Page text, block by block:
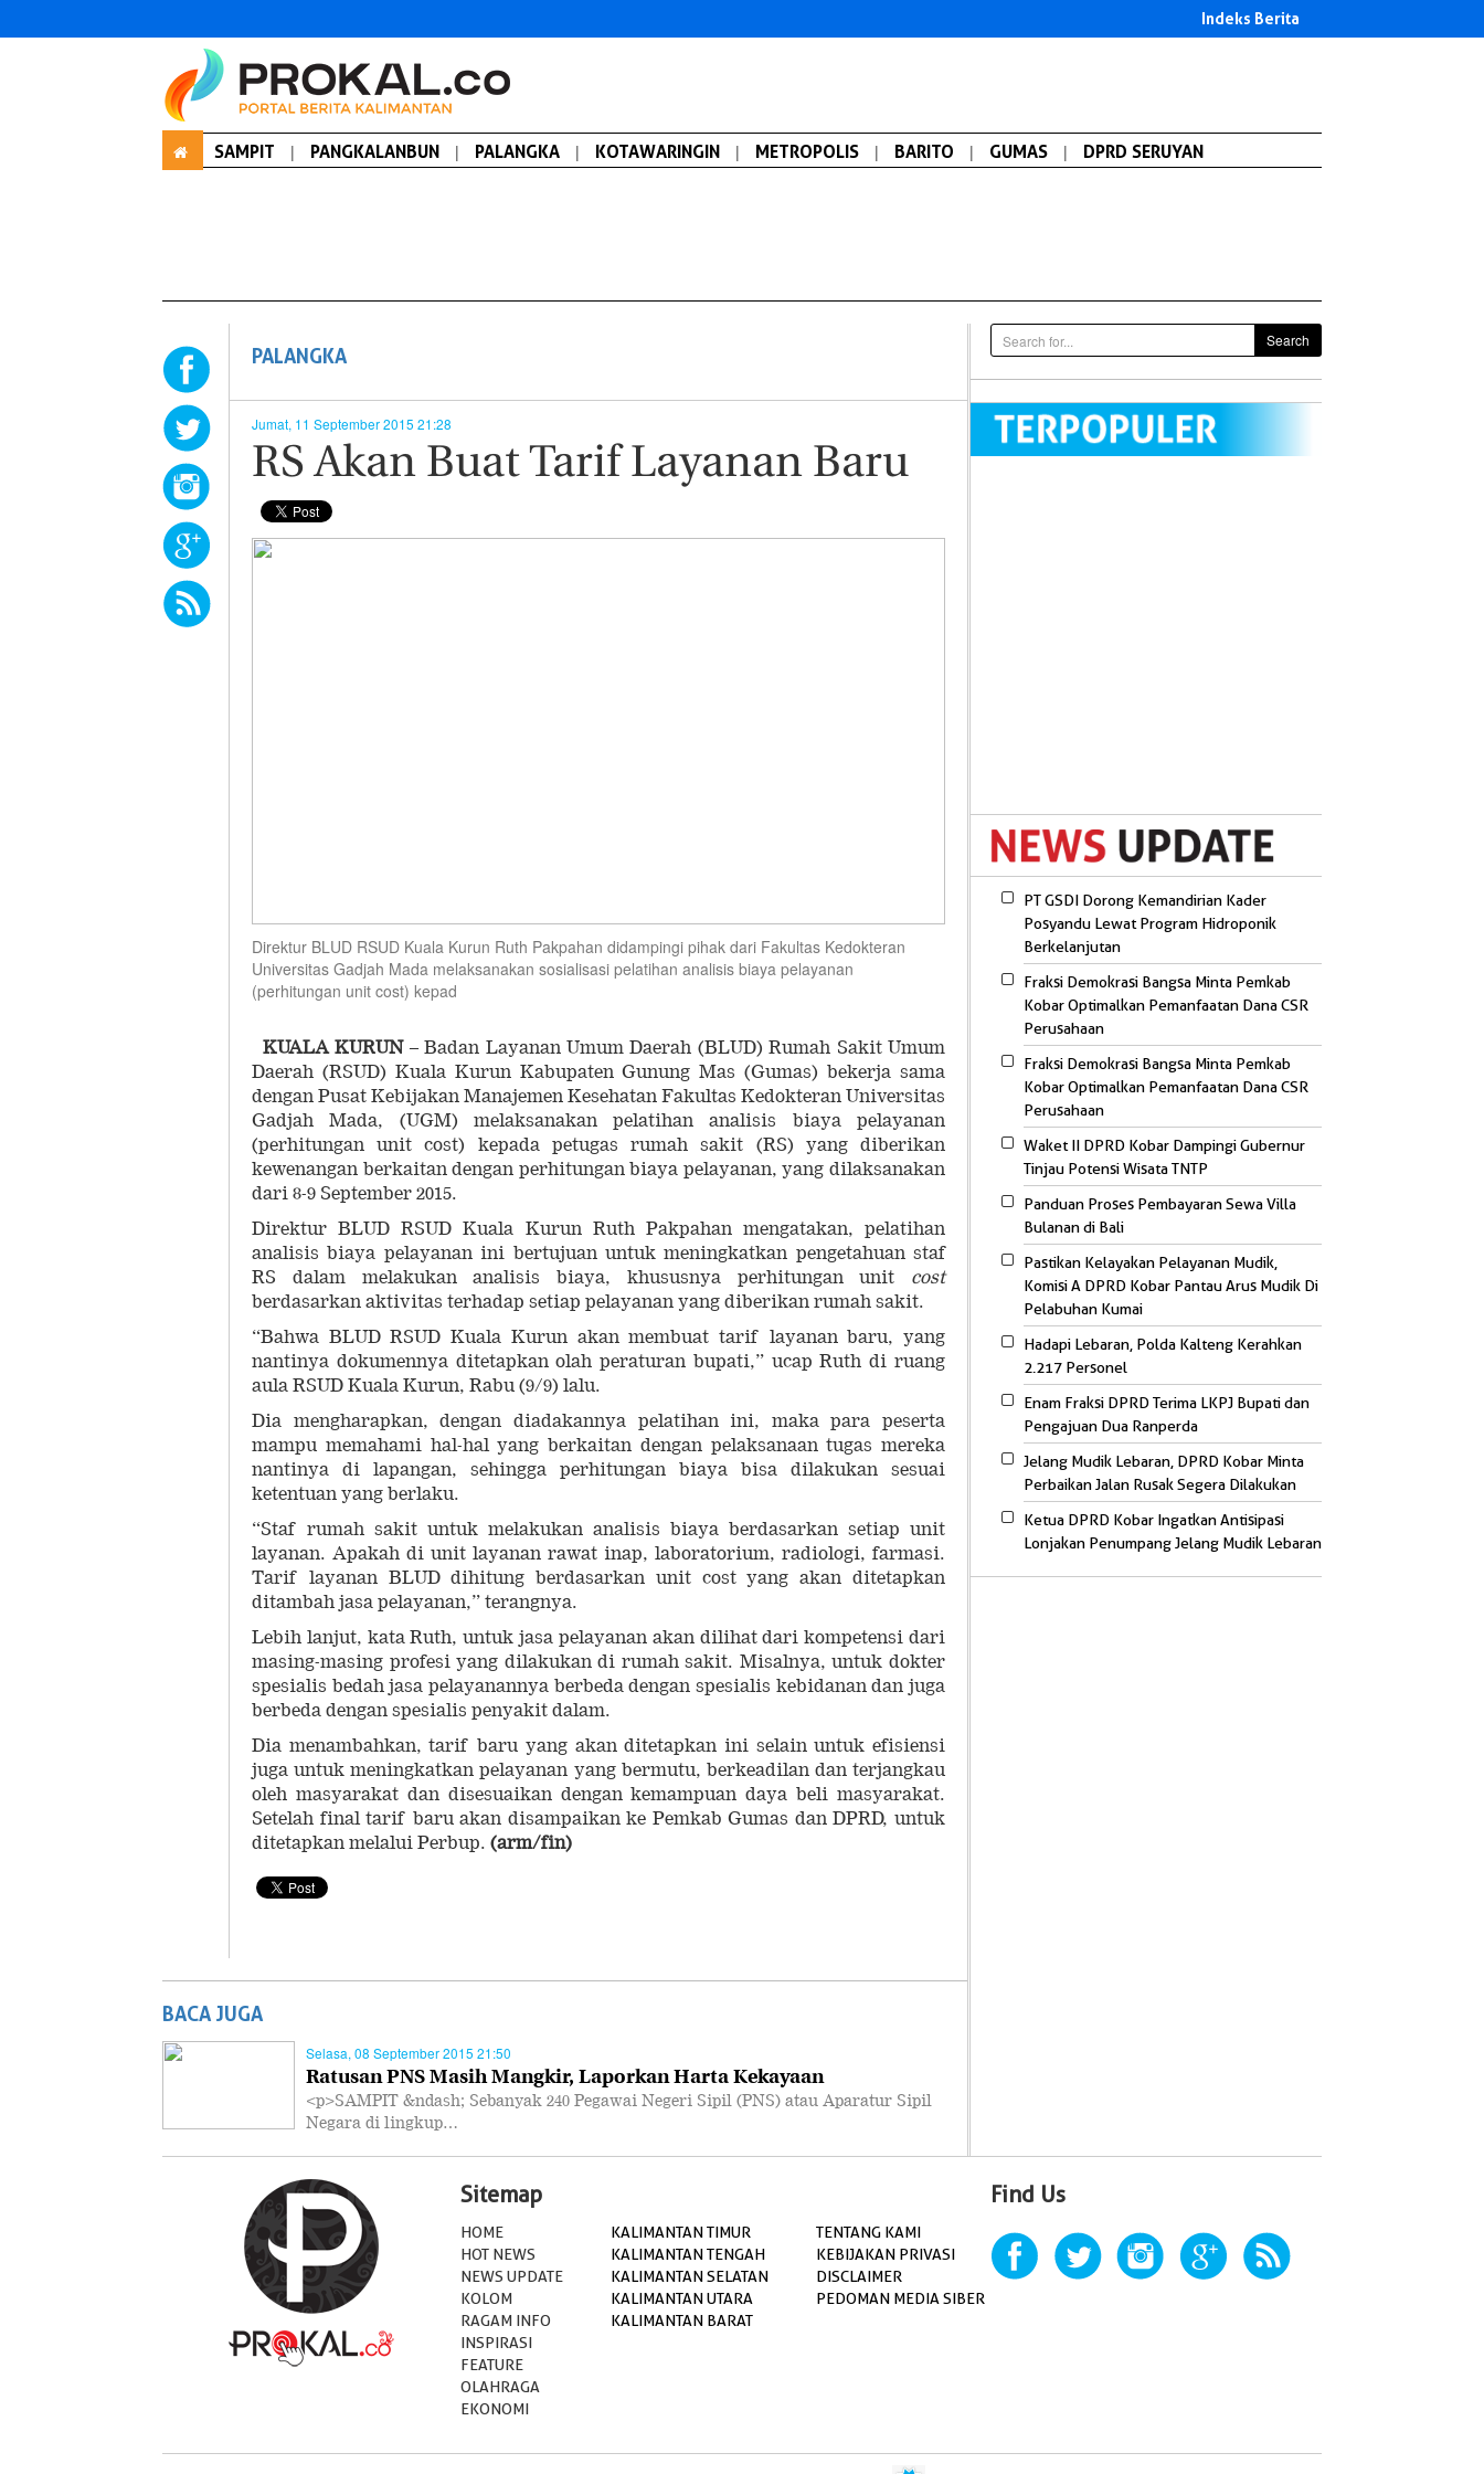
Indeks Berita
SAMPIT | PANGKALANBUN | PALANGKA | KOTAWARINGIN | METROPOLIS | BARITO | GUMAS | DPRD SERUYAN
PALANGKA
Jumat, 11 September 2015 21:28
RS Akan Buat Tarif Layanan Baru
Direktur BLUD RSUD Kuala Kurun Ruth Pakpahan didampingi pihak dari Fakultas Kedokteran
Universitas Gadjah Mada melaksanakan sosialisasi pelatihan analisis biaya pelayanan
(perhitungan unit cost) kepad
KUALA KURUN– Badan Layanan Umum Daerah (BLUD) Rumah Sakit Umum
Daerah (RSUD) Kuala Kurun Kabupaten Gunung Mas (Gumas) bekerja sama
dengan Pusat Kebijakan Manajemen Kesehatan Fakultas Kedokteran Universitas
Gadjah Mada, (UGM) melaksanakan pelatihan analisis biaya pelayanan
(perhitungan unit cost) kepada petugas rumah sakit (RS) yang diberikan
kewenangan berkaitan dengan perhitungan biaya pelayanan, yang dilaksanakan
dari 8-9 September 2015.
Direktur BLUD RSUD Kuala Kurun Ruth Pakpahan mengatakan, pelatihan
analisis biaya pelayanan ini bertujuan untuk meningkatkan pengetahuan staf
RS dalam melakukan analisis biaya, khususnya perhitungan unit cost
berdasarkan aktivitas terhadap setiap pelayanan yang diberikan rumah sakit.
“Bahwa BLUD RSUD Kuala Kurun akan membuat tarif layanan baru, yang
nantinya dokumennya ditetapkan olah peraturan bupati,” ucap Ruth di ruang
aula RSUD Kuala Kurun, Rabu (9/9) lalu.
Dia mengharapkan, dengan diadakannya pelatihan ini, maka para peserta
mampu memahami hal-hal yang berkaitan dengan pelaksanaan tugas mereka
nantinya di lapangan, sehingga perhitungan biaya bisa dilakukan sesuai
ketentuan yang berlaku.
“Staf rumah sakit untuk melakukan analisis biaya berdasarkan setiap unit
layanan. Apakah di unit layanan rawat inap, laboratorium, radiologi, farmasi.
Tarif layanan BLUD dihitung berdasarkan unit cost yang akan ditetapkan
ditambah jasa pelayanan,” terangnya.
Lebih lanjut, kata Ruth, untuk jasa pelayanan akan dilihat dari kompetensi dari
masing-masing profesi yang dilakukan di rumah sakit. Misalnya, untuk dokter
spesialis bedah jasa pelayanannya berbeda dengan spesialis kebidanan dan juga
berbeda dengan spesialis penyakit dalam.
Dia menambahkan, tarif baru yang akan ditetapkan ini selain untuk efisiensi
juga untuk meningkatkan pelayanan yang bermutu, berkeadilan dan terjangkau
oleh masyarakat dan disesuaikan dengan kemampuan daya beli masyarakat.
Setelah final tarif baru akan disampaikan ke Pemkab Gumas dan DPRD, untuk
ditetapkan melalui Perbup. (arm/fin)
BACA JUGA
Selasa, 08 September 2015 21:50
Ratusan PNS Masih Mangkir, Laporkan Harta Kekayaan
<p>SAMPIT &ndash; Sebanyak 240 Pegawai Negeri Sipil (PNS) atau Aparatur Sipil
Negara di lingkup…
Search
PT GSDI Dorong Kemandirian Kader
Posyandu Lewat Program Hidroponik
Berkelanjutan
Fraksi Demokrasi Bangsa Minta Pemkab
Kobar Optimalkan Pemanfaatan Dana CSR
Perusahaan
Fraksi Demokrasi Bangsa Minta Pemkab
Kobar Optimalkan Pemanfaatan Dana CSR
Perusahaan
Waket II DPRD Kobar Dampingi Gubernur
Tinjau Potensi Wisata TNTP
Panduan Proses Pembayaran Sewa Villa
Bulanan di Bali
Pastikan Kelayakan Pelayanan Mudik,
Komisi A DPRD Kobar Pantau Arus Mudik Di
Pelabuhan Kumai
Hadapi Lebaran, Polda Kalteng Kerahkan
2.217 Personel
Enam Fraksi DPRD Terima LKPJ Bupati dan
Pengajuan Dua Ranperda
Jelang Mudik Lebaran, DPRD Kobar Minta
Perbaikan Jalan Rusak Segera Dilakukan
Ketua DPRD Kobar Ingatkan Antisipasi
Lonjakan Penumpang Jelang Mudik Lebaran
Sitemap
HOME
HOT NEWS
NEWS UPDATE
KOLOM
RAGAM INFO
INSPIRASI
FEATURE
OLAHRAGA
EKONOMI
KALIMANTAN TIMUR
KALIMANTAN TENGAH
KALIMANTAN SELATAN
KALIMANTAN UTARA
KALIMANTAN BARAT
TENTANG KAMI
KEBIJAKAN PRIVASI
DISCLAIMER
PEDOMAN MEDIA SIBER
Find Us